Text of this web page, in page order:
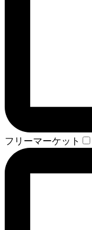
フリーマーケット